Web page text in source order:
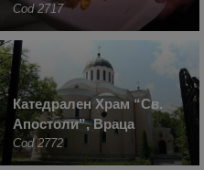
Cod 2717
Катедрален Храм “Св.
Апостоли”, Враца
Cod 2772